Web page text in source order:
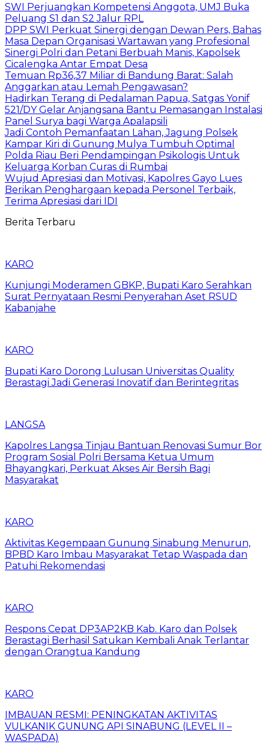
SWI Perjuangkan Kompetensi Anggota, UMJ Buka
Peluang S1 dan S2 Jalur RPL
DPP SWI Perkuat Sinergi dengan Dewan Pers, Bahas
Masa Depan Organisasi Wartawan yang Profesional
Sinergi Polri dan Petani Berbuah Manis, Kapolsek
Cicalengka Antar Empat Desa
Temuan Rp36,37 Miliar di Bandung Barat: Salah
Anggarkan atau Lemah Pengawasan?
Hadirkan Terang di Pedalaman Papua, Satgas Yonif
521/DY Gelar Anjangsana Bantu Pemasangan Instalasi
Panel Surya bagi Warga Apalapsili
Jadi Contoh Pemanfaatan Lahan, Jagung Polsek
Kampar Kiri di Gunung Mulya Tumbuh Optimal
Polda Riau Beri Pendampingan Psikologis Untuk
Keluarga Korban Curas di Rumbai
Wujud Apresiasi dan Motivasi, Kapolres Gayo Lues
Berikan Penghargaan kepada Personel Terbaik,
Terima Apresiasi dari IDI
Berita Terbaru
KARO
Kunjungi Moderamen GBKP, Bupati Karo Serahkan
Surat Pernyataan Resmi Penyerahan Aset RSUD
Kabanjahe
KARO
Bupati Karo Dorong Lulusan Universitas Quality
Berastagi Jadi Generasi Inovatif dan Berintegritas
LANGSA
Kapolres Langsa Tinjau Bantuan Renovasi Sumur Bor
Program Sosial Polri Bersama Ketua Umum
Bhayangkari, Perkuat Akses Air Bersih Bagi
Masyarakat
KARO
Aktivitas Kegempaan Gunung Sinabung Menurun,
BPBD Karo Imbau Masyarakat Tetap Waspada dan
Patuhi Rekomendasi
KARO
Respons Cepat DP3AP2KB Kab. Karo dan Polsek
Berastagi Berhasil Satukan Kembali Anak Terlantar
dengan Orangtua Kandung
KARO
IMBAUAN RESMI: PENINGKATAN AKTIVITAS
VULKANIK GUNUNG API SINABUNG (LEVEL II –
WASPADA)